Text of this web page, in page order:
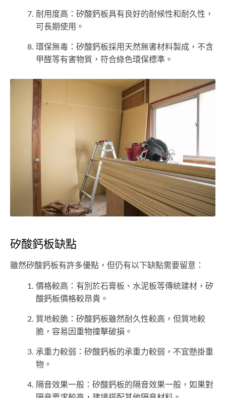
耐用度高：矽酸鈣板具有良好的耐候性和耐久性，
可長期使用。
環保無毒：矽酸鈣板採用天然無害材料製成，不含
甲醛等有害物質，符合綠色環保標準。
矽酸鈣板缺點
雖然矽酸鈣板有許多優點，但仍有以下缺點需要留意：
價格較高：有別於石膏板、水泥板等傳統建材，矽
酸鈣板價格較昂貴。
質地較脆：矽酸鈣板雖然耐久性較高，但質地較
脆，容易因重物撞擊破損。
承重力較弱：矽酸鈣板的承重力較弱，不宜懸掛重
物。
隔音效果一般：矽酸鈣板的隔音效果一般，如果對